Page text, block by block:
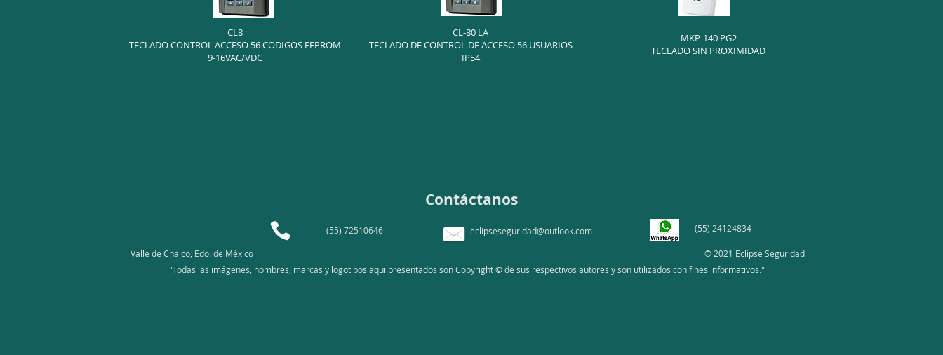
CL8
TECLADO CONTROL ACCESO 56 CODIGOS EEPROM
9-16VAC/VDC
CL-80 LA
TECLADO DE CONTROL DE ACCESO 56 USUARIOS
IP54
MKP-140 PG2
TECLADO SIN PROXIMIDAD
Contáctanos
(55) 72510646
eclipseseguridad@outlook.com
Valle de Chalco, Edo. de México
(55) 24124834
© 2021 Eclipse Seguridad
"Todas las imágenes, nombres, marcas y logotipos aqui presentados son Copyright © de sus respectivos autores y son utilizados con fines informativos."